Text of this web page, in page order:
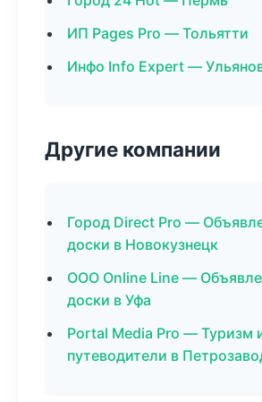
ИП Pages Pro — Тольятти
Инфо Info Expert —
Другие компании
Город Direct Pro —
доски в Новокузнецк
ООО Online Line —
доски в Уфа
Portal Media Pro — Туризм
путеводители в